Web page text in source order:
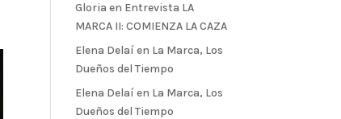
Gloria en Entrevista LA
MARCA II: COMIENZA LA CAZA
Elena Delaíen La Marca, Los
Dueños del Tiempo
Elena Delaíen La Marca, Los
Dueños del Tiempo